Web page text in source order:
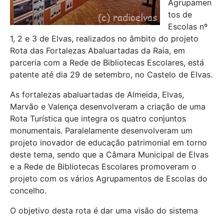
Agrupamen
tos de
Escolas nº
1, 2 e 3 de Elvas, realizados no âmbito do projeto
Rota das Fortalezas Abaluartadas da Raia, em
parceria com a Rede de Bibliotecas Escolares, está
patente até dia 29 de setembro, no Castelo de Elvas.
As fortalezas abaluartadas de Almeida, Elvas,
Marvão e Valença desenvolveram a criação de uma
Rota Turística que integra os quatro conjuntos
monumentais. Paralelamente desenvolveram um
projeto inovador de educação patrimonial em torno
deste tema, sendo que a Câmara Municipal de Elvas
e a Rede de Bibliotecas Escolares promoveram o
projeto com os vários Agrupamentos de Escolas do
concelho.
O objetivo desta rota é dar uma visão do sistema